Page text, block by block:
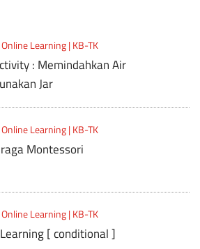
Learning | KB-TK
: Memindahkan Air
Jar
Learning | KB-TK
Montessori
Learning | KB-TK
[ conditional ]